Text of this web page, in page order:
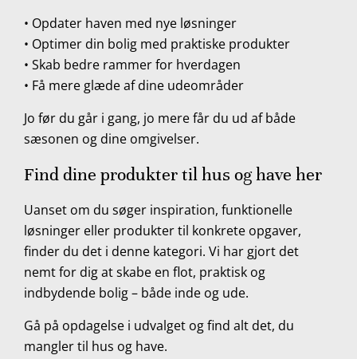
• Opdater haven med nye løsninger
• Optimer din bolig med praktiske produkter
• Skab bedre rammer for hverdagen
• Få mere glæde af dine udeområder
Jo før du går i gang, jo mere får du ud af både
sæsonen og dine omgivelser.
Find dine produkter til hus og have her
Uanset om du søger inspiration, funktionelle
løsninger eller produkter til konkrete opgaver,
finder du det i denne kategori. Vi har gjort det
nemt for dig at skabe en flot, praktisk og
indbydende bolig – både inde og ude.
Gå på opdagelse i udvalget og find alt det, du
mangler til hus og have.